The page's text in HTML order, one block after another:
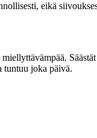
eikä
tuntuu joka päivä.